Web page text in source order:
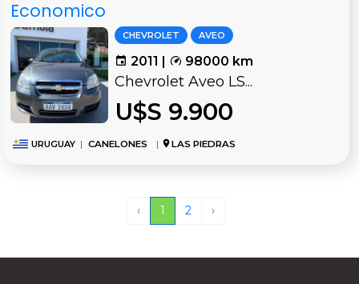
Economico
CHEVROLET AVEO
2011 | 98000 km
Chevrolet Aveo LS...
U$S 9.900
URUGUAY | CANELONES | LAS PIEDRAS
‹ 1 2 ›